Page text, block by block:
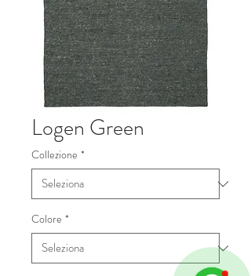
Logen Green
Collezione *
Colore *